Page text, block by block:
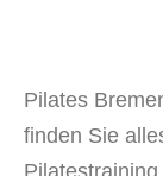
Pilates
finden Sie